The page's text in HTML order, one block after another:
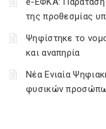
της προθεσμίας
Ψηφίστηκε το
και αναπηρία
Νέα Ενιαία
φυσικών